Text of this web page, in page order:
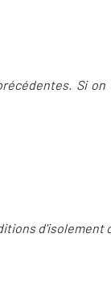
Si
d'isolement